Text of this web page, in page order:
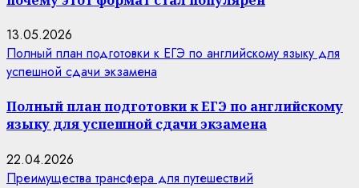
13.05.2026
Полный план подготовки к ЕГЭ по английскому языку для
успешной сдачи экзамена
Полный план подготовки к ЕГЭ по английскому
языку для успешной сдачи экзамена
22.04.2026
Преимущества трансфера для путешествий